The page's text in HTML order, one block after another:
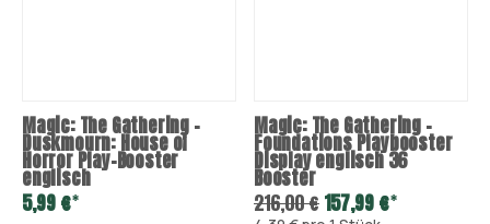
Magic: The Gathering –
Duskmourn: House of
Horror Play-Booster
englisch
5,99 €*
Magic: The Gathering –
Foundations Playbooster
Display englisch 36
Booster
216,00 €157,99 €*